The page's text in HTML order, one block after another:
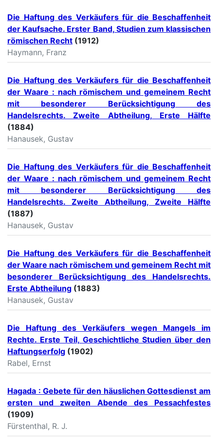
Die Haftung des Verkäufers für die Beschaffenheit
der Kaufsache. Erster Band, Studien zum klassischen
römischen Recht (1912)
Haymann, Franz
Die Haftung des Verkäufers für die Beschaffenheit
der Waare : nach römischem und gemeinem Recht
mit besonderer Berücksichtigung des
Handelsrechts. Zweite Abtheilung, Erste Hälfte
(1884)
Hanausek, Gustav
Die Haftung des Verkäufers für die Beschaffenheit
der Waare : nach römischem und gemeinem Recht
mit besonderer Berücksichtigung des
Handelsrechts. Zweite Abtheilung, Zweite Hälfte
(1887)
Hanausek, Gustav
Die Haftung des Verkäufers für die Beschaffenheit
der Waare nach römischem und gemeinem Recht mit
besonderer Berücksichtigung des Handelsrechts.
Erste Abtheilung (1883)
Hanausek, Gustav
Die Haftung des Verkäufers wegen Mangels im
Rechte. Erste Teil, Geschichtliche Studien über den
Haftungserfolg (1902)
Rabel, Ernst
Hagada : Gebete für den häuslichen Gottesdienst am
ersten und zweiten Abende des Pessachfestes
(1909)
Fürstenthal, R. J.